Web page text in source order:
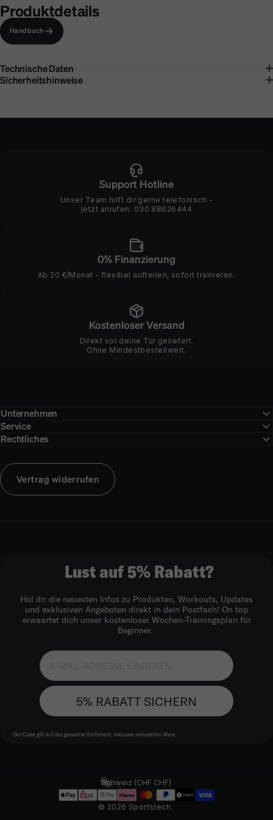
Produktdetails
Handbuch
Technische Daten
Sicherheitshinweise
Support Hotline
Unser Team hilft dir gerne telefonisch -
jetzt anrufen: 030 88626444
0% Finanzierung
Ab 20 €/Monat - flexibel aufteilen, sofort trainieren.
Kostenloser Versand
Direkt vor deine Tür geliefert.
Ohne Mindestbestellwert.
Unternehmen
Service
Rechtliches
Vertrag widerrufen
Lust auf 5% Rabatt?
Hol dir die neuesten Infos zu Produkten, Workouts, Updates
und exklusiven Angeboten direkt in dein Postfach! On top
erwaartet dich unser kostenloser Wochen-Trainingsplan für
Beginner.
5% RABATT SICHERN
Der Code gilt auf das gesamte Sortiment, inklusive reduzierter Ware.
© 2026 Sportstech.
Land/Region
Schweiz (CHF CHF)